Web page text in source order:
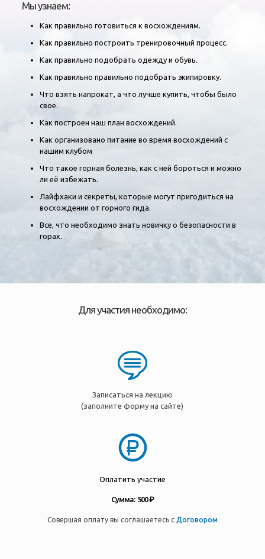
Мы узнаем:
Как правильно готовиться к восхождениям.
Как правильно построить тренировочный процесс.
Как правильно подобрать одежду и обувь.
Как правильно правильно подобрать экипировку.
Что взять напрокат, а что лучше купить, чтобы было
свое.
Как построен наш план восхождений.
Как организовано питание во время восхождений с
нашим клубом
Что такое горная болезнь, как с ней бороться и можно
ли её избежать.
Лайфхаки и секреты, которые могут пригодиться на
восхождении от горного гида.
Все, что необходимо знать новичку о безопасности в
горах.
Для участия необходимо:
Записаться на лекцию
(заполните форму на сайте)
Оплатить участие
Сумма: 500 ₽
Совершая оплату вы соглашаетесь с Договором